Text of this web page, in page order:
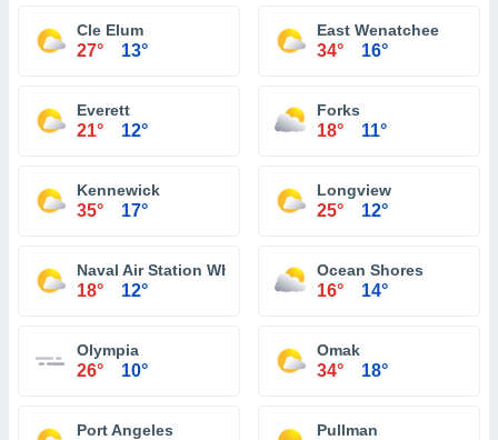
Cle Elum
27° 13°
East Wenatchee
34° 16°
Everett
21° 12°
Forks
18° 11°
Kennewick
35° 17°
Longview
25° 12°
Naval Air Station Whidbey Island
18° 12°
Ocean Shores
16° 14°
Olympia
26° 10°
Omak
34° 18°
Port Angeles Pullman